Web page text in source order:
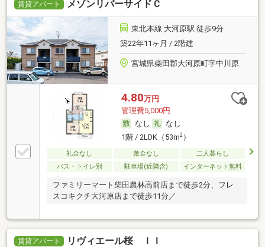
賃貸アパート メゾンリバーサイドＣ
東北本線 大河原駅 徒歩9分
築22年11ヶ月 / 2階建
宮城県柴田郡大河原町字中川原
4.80万円
管理費5,000円
なし
なし
1階 / 2LDK（53m2）
礼金なし 敷金なし
二人暮らし
バス・トイレ別
駐車場(近隣含) インターネット無料
ファミリーマート柴田農林高前店まで徒歩2分、フレ
スコキクチ大河原店まで徒歩11分／
賃貸アパート リヴィエール桜 ＩＩ